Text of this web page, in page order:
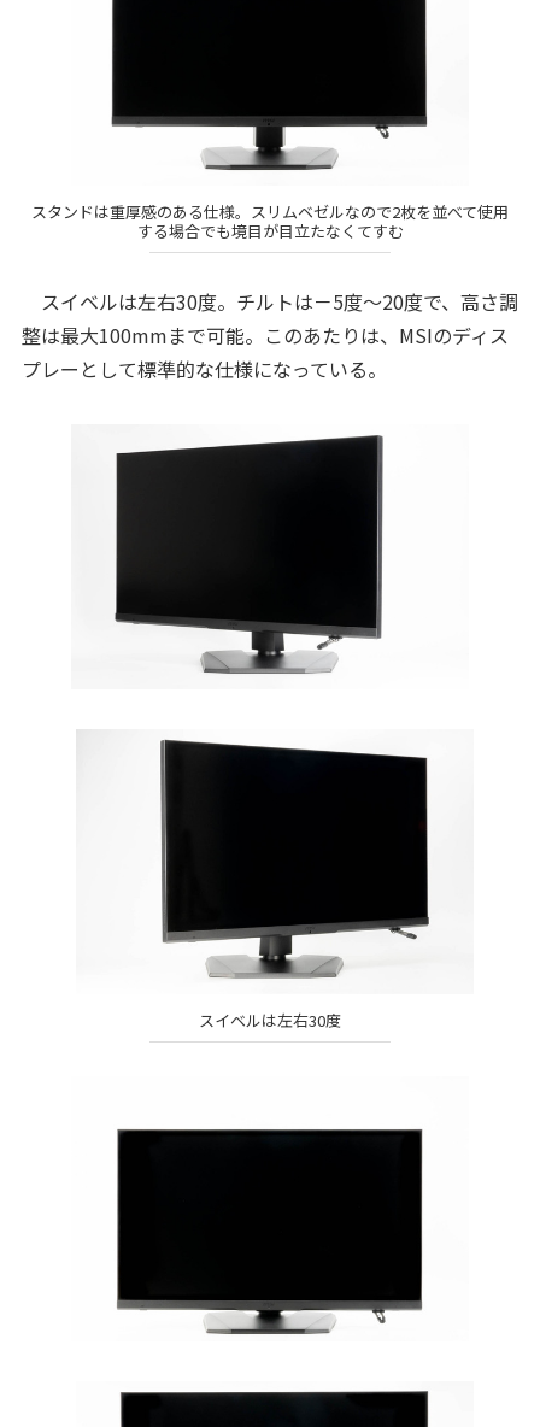
スタンドは重厚感のある仕様。スリムベゼルなので2枚を並べて使用
する場合でも境目が目立たなくてすむ
スイベルは左右30度。チルトは－5度～20度で、高さ調
整は最大100mmまで可能。このあたりは、MSIのディス
プレーとして標準的な仕様になっている。
スイベルは左右30度